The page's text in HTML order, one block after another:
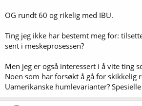
OG rundt 60 og rikelig med IBU.
Ting jeg ikke har bestemt meg for:
sent i meskeprosessen?
Men jeg er også interessert i å vite ting
Noen som har forsøkt å gå for skikkelig
Uamerikanske humlevarianter?